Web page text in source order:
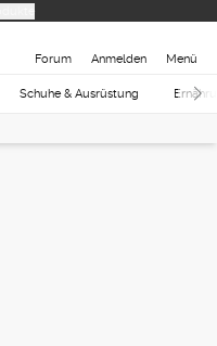
Forum Anmelden Menü
Schuhe & Ausrüstung